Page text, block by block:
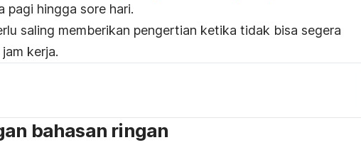
pagi hingga sore hari.
saling memberikan pengertian ketika tidak bisa segera
kerja.
bahasan ringan